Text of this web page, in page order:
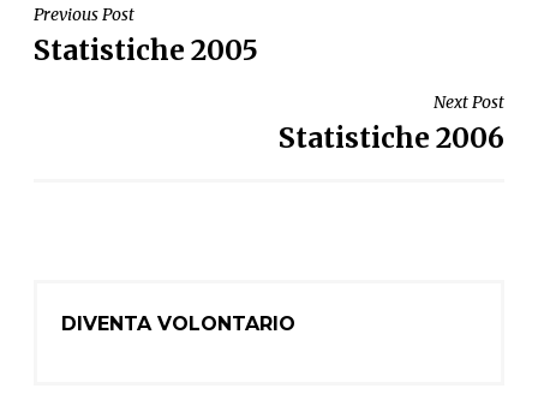
NAVIGAZIONE
ARTICOLI
Previous Post
Statistiche 2005
Next Post
Statistiche 2006
DIVENTA VOLONTARIO